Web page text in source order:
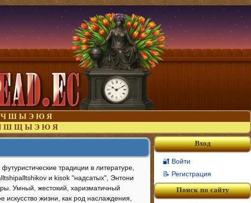
Ч Ш Ы Э Ю Я
Ш Щ Ы Э Ю Я
традиции в литературе,
и kisok "надсатых", Энтони
Умный, жестокий, харизматичный
жизни, как род наслаждения,
Вход
🔐 Войти
📝 Регистрация
Поиск по сайту